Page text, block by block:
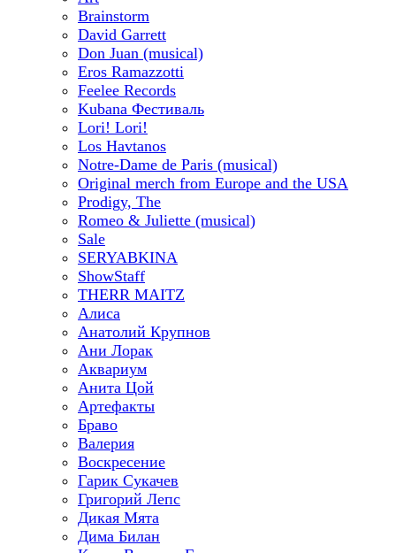
Brainstorm
David Garrett
Don Juan (musical)
Eros Ramazzotti
Feelee Records
Kubana Фестиваль
Lori! Lori!
Los Havtanos
Notre-Dame de Paris (musical)
Original merch from Europe and the USA
Prodigy, The
Romeo & Juliette (musical)
Sale
SERYABKINA
ShowStaff
THERR MAITZ
Алиса
Анатолий Крупнов
Ани Лорак
Аквариум
Анита Цой
Артефакты
Браво
Валерия
Воскресение
Гарик Сукачев
Григорий Лепс
Дикая Мята
Дима Билан